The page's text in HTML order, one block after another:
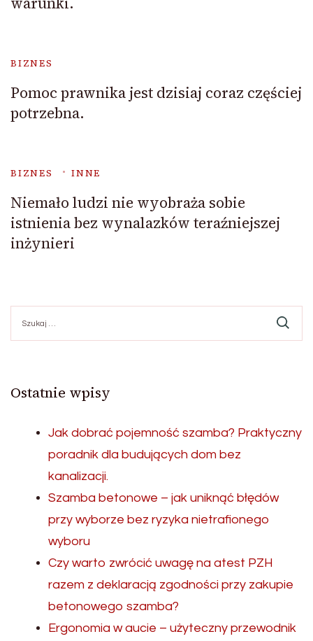
BIZNES
Pomoc prawnika jest dzisiaj coraz częściej
potrzebna.
BIZNES INNE
Niemało ludzi nie wyobraża sobie
istnienia bez wynalazków teraźniejszej
inżynieri
Ostatnie wpisy
Jak dobrać pojemność szamba? Praktyczny
poradnik dla budujących dom bez
kanalizacji.
Szamba betonowe – jak uniknąć błędów
przy wyborze bez ryzyka nietrafionego
wyboru
Czy warto zwrócić uwagę na atest PZH
razem z deklaracją zgodności przy zakupie
betonowego szamba?
Ergonomia w aucie – użyteczny przewodnik